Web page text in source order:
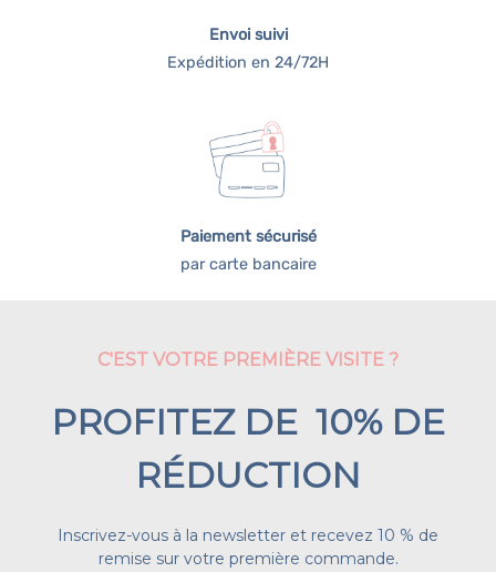
Envoi suivi
Expédition en 24/72H
Paiement sécurisé
par carte bancaire
C'EST VOTRE PREMIÈRE VISITE ?
PROFITEZ DE 10% DE
RÉDUCTION
Inscrivez-vous à la newsletter et recevez 10 % de
remise sur votre première commande.